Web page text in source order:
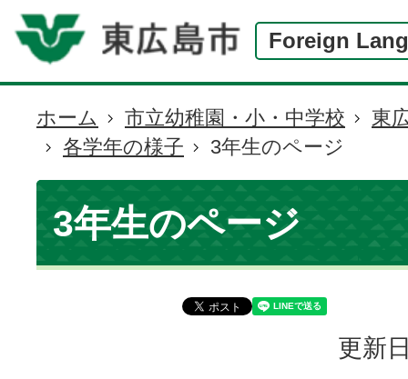
Foreign
現
在
の
位
置
ホーム 市立幼稚園・小・中学校
東
各学年の様子
3年生のページ
3年生のページ
更新